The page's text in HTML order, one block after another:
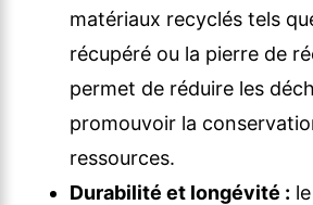
matériaux recyclés tels
récupéré ou la pierre de
permet de réduire les
promouvoir la
ressources.
Durabilité et longévité :